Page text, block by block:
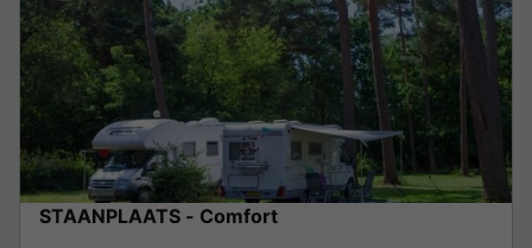
STAANPLAATS - Comfort